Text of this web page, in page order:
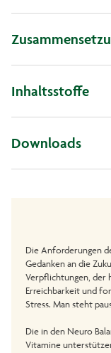
Inhaltsstoffe
Downloads
Die Anforderungen
Gedanken an die
Verpflichtungen, der
Erreichbarkeit und
Stress. Man steht
Die in den Neuro
Vitamine